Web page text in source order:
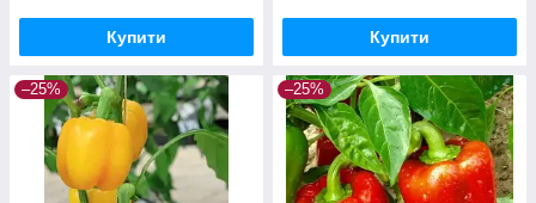
Купити Купити
–25% –25%